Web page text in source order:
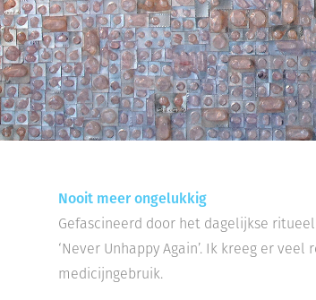
Nooit meer ongelukkig
Gefascineerd door het dagelijkse
‘Never Unhappy Again’. Ik kreeg er
medicijngebruik.